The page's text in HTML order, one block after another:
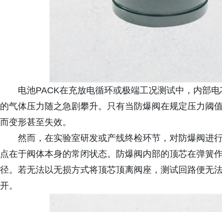
电池PACK在充放电循环或极端工况测试中，内部
的气体压力随之急剧攀升。只有当防爆阀在规定压力阈
而变形甚至失效。
然而，在实验室研发或产线终检环节，对防爆阀进
点在于阀体本身的常闭状态。防爆阀内部的顶芯在弹簧
径。若无法以无损方式将顶芯顶离阀座，测试回路便无
开。